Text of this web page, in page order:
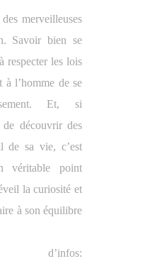
merveilleuses
Savoir bien se
respecter les lois
à l’homme de se
Et, si
découvrir des
de sa vie, c’est
véritable point
la curiosité et
à son équilibre